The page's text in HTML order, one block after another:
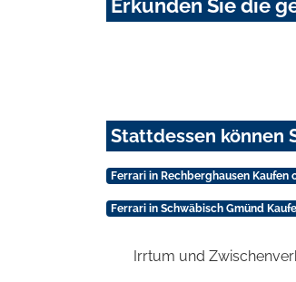
Erkunden Sie die
Stattdessen können
Ferrari in Rechberghausen Kaufen
Ferrari in Schwäbisch Gmünd
Irrtum und